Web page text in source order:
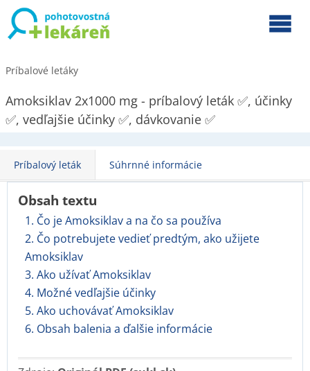
Príbalové letáky
Amoksiklav 2x1000 mg - príbalový leták ✅, účinky
✅, vedľajšie účinky ✅, dávkovanie ✅
Príbalový leták Súhrnné informácie
Obsah textu
1. Čo je Amoksiklav a na čo sa používa
2. Čo potrebujete vedieť predtým, ako užijete
Amoksiklav
3. Ako užívať Amoksiklav
4. Možné vedľajšie účinky
5. Ako uchovávať Amoksiklav
6. Obsah balenia a ďalšie informácie